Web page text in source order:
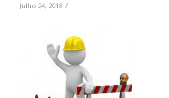
Julho 24, 2018 /